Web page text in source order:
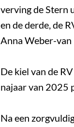
verving de Stern
en de derde, de
Anna Weber-van
De kiel van de
najaar van 2025
Na een